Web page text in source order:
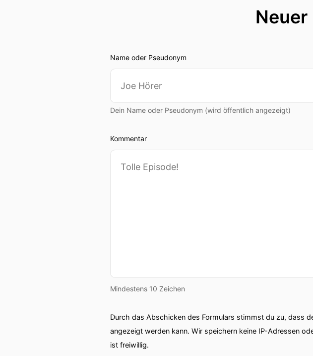
Name oder Pseudonym
Dein Name oder Pseudonym (wird öffentlich angezeigt)
Kommentar
Mindestens 10 Zeichen
Durch das Abschicken des Formulars stimmst du zu, dass
angezeigt werden kann. Wir speichern keine IP-Adressen
ist freiwillig.